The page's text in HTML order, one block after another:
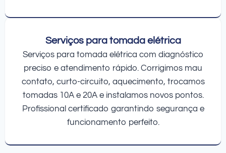
Serviços para tomada elétrica
Serviços para tomada elétrica com diagnóstico
preciso e atendimento rápido. Corrigimos mau
contato, curto-circuito, aquecimento, trocamos
tomadas 10A e 20A e instalamos novos pontos.
Profissional certificado garantindo segurança e
funcionamento perfeito.